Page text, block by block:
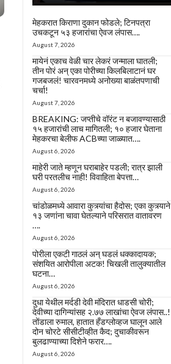
मेहकरात किराणा दुकान फोडले; टिनपत्रा
उचकटून ५३ हजारांचा ऐवज लंपास….
August 7, 2026
मायेनं एकाच वेळी चार लेकरं जन्माला घातली;
तीन पोरं अन् एका पोरीच्या किलबिलाटानं घर
गजबजलं! चारवनमध्ये अनोख्या बाळंतपणाची
चर्चा!
August 7, 2026
BREAKING: जप्तीचे वॉरंट न बजावण्यासाठी
१५ हजारांची लाच मागितली; १० हजार घेताना
मेहकरचा बेलीफ ACBच्या जाळ्यात….
August 6, 2026
माहेरी जाते म्हणून घराबाहेर पडली; रात्र झाली
घरी परतलीच नाही! विवाहिता बेपत्ता…
August 6, 2026
चांडोळमध्ये आवारा कुत्र्यांचा हैदोस; एका कुत्र्याने
१३ जणांना चावा घेतल्याने परिसरात वातावरण
….
August 6, 2026
पोरीला एकटी गाठलं अन् घडलं धक्कादायक;
संशयित आरोपीला अटक! चिखली तालुक्यातील
घटना…
August 6, 2026
दुधा येथील मर्दडी देवी मंदिरात धाडसी चोरी;
देवीच्या दागिन्यांसह २.७७ लाखांचा ऐवज लंपास..!
तोंडाला रुमाल, हातात हँडग्लोव्हज घालून आले
दोन चोरटे सीसीटीव्हीत कैद; दुचाकीवरून
बुलढाण्याच्या दिशेने फरार….
August 6, 2026